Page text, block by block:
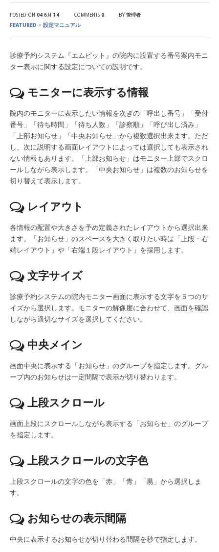
POSTED ON 04 6月 14 COMMENTS 0 BY 管理者
FEATURED ● 設定マニュアル
診療予約システム『エムピット』の院内に設置する番号案内モニ
ター表示に関する設定についての説明です。
モニターに表示する情報
院内のモニターに表示したい情報を次ぎの「呼出し番号」「受付
番号」「待ち時間」「待ち人数」「診察順」「呼び出し済み」
「上部お知らせ」「中央お知らせ」から複数選択出来ます。ただ
し、次に説明する画面レイアウトによっては選択しても表示され
ない情報もあります。「上部お知らせ」はモニター上部でスクロ
ールしながら表示します。「中央お知らせ」は複数のお知らせを
切り替えて表示します。
レイアウト
各情報の配置や大きさを予め定義されたレイアウトから選択出来
ます。「お知らせ」のスペースを大きく取りたい時は「上段・右
端レイアウト」や「右端１段レイアウト」を採用します。
文字サイズ
診療予約システムの院内モニター画面に表示する文字を５つのサ
イズから選択します。モニターの解像度に合わせて、画面を確認
しながら適切なサイズを選択してください。
中央メイン
画面中央に表示する「お知らせ」のグループを指定します。グル
ープ内のお知らせは一定間隔で表示が切り替わります。
上段スクロール
画面上段にスクロールしながら表示する「お知らせ」のグループ
を指定します。
上段スクロールの文字色
上段スクロールの文字の色を「赤」「青」「黒」から選択しま
す。
お知らせの表示間隔
中央に表示するお知らせが切り替わる間隔を秒で指定します。